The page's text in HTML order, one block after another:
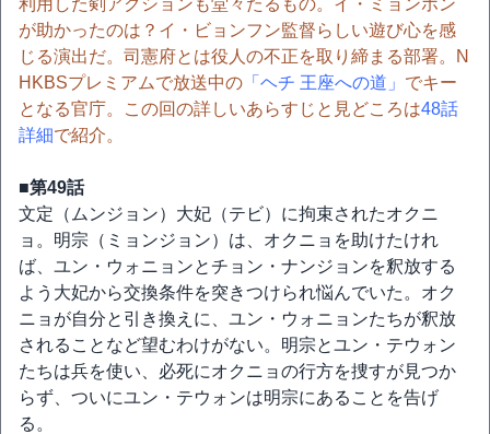
利用した剣アクションも堂々たるもの。イ・ミョンホン
が助かったのは？イ・ビョンフン監督らしい遊び心を感
じる演出だ。司憲府とは役人の不正を取り締まる部署。N
HKBSプレミアムで放送中の 「ヘチ 王座への道」 でキー
となる官庁。この回の詳しいあらすじと見どころは48話
詳細で紹介。
■第49話
文定（ムンジョン）大妃（テビ）に拘束されたオクニ
ョ。明宗（ミョンジョン）は、オクニョを助けたけれ
ば、ユン・ウォニョンとチョン・ナンジョンを釈放する
よう大妃から交換条件を突きつけられ悩んでいた。オク
ニョが自分と引き換えに、ユン・ウォニョンたちが釈放
されることなど望むわけがない。明宗とユン・テウォン
たちは兵を使い、必死にオクニョの行方を捜すが見つか
らず、ついにユン・テウォンは明宗にあることを告げ
る。